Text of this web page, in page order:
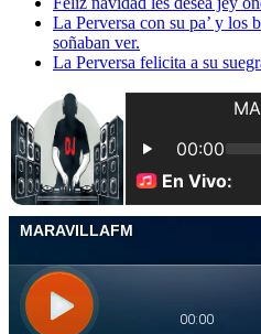
La Perversa con su pa’ y los
soñaban ver.
La Perversa felicita a su